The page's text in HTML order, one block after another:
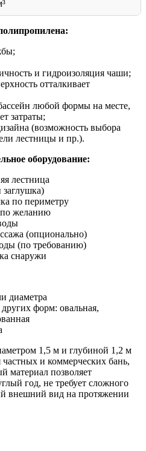
и гидроизоляция чаши;
отталкивает
любой формы на месте,
затраты;
(возможность выбора
лестницы и пр.).
оборудование:
лестница
по периметру
по желанию
(опционально)
(по требованию)
снаружи
диаметра
форм: овальная,
1,5 м и глубиной 1,2 м
и коммерческих бань,
материал позволяет
год, не требует сложного
внешний вид на протяжении